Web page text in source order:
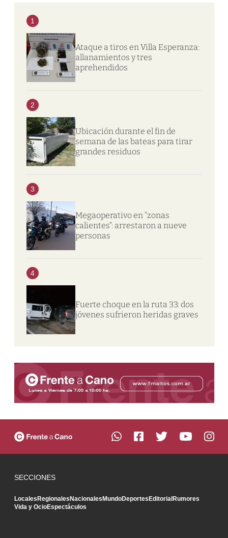
1
Ataque a tiros en Villa Esperanza:
allanamientos y tres
aprehendidos
2
Ubicación durante el fin de
semana de las bateas para tirar
grandes residuos
3
Megaoperativo en “zonas
calientes”: arrestaron a nueve
personas
4
Fuerte choque en la ruta 33: dos
jóvenes sufrieron heridas graves
SECCIONES
LocalesRegionalesNacionalesMundoDeportesEditorialRumores
Vida y OcioEspectáculos